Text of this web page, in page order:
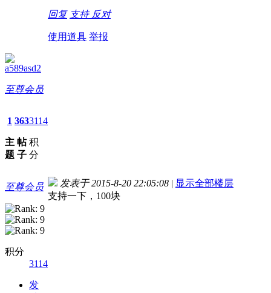
回复 支持 反对
使用道具 举报
a589asd2
至尊会员
1
主
题
363
帖
子
3114
积
分
至尊会员
积分
3114
发
发表于 2015-8-20 22:05:08 | 显示全部楼层
支持一下，100块